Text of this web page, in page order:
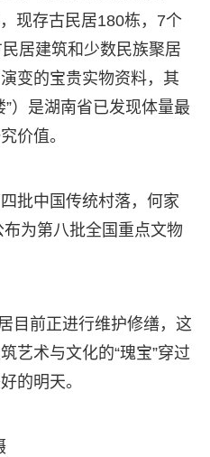
现存古民居180栋，7个
居建筑和少数民族聚居
变的宝贵实物资料，其
）是湖南省已发现体量最
价值。
批中国传统村落，何家
为第八批全国重点文物
目前正进行维护修缮，这
艺术与文化的“瑰宝”穿过
的明天。